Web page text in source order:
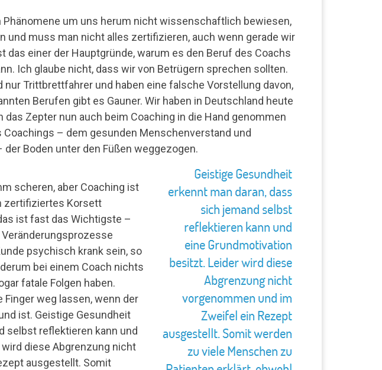
um uns herum nicht wissenschaftlich bewiesen,
und muss man nicht alles zertifizieren, auch wenn gerade wir
das einer der Hauptgründe, warum es den Beruf des Coachs
Ich glaube nicht, dass wir von Betrügern sprechen sollten.
Trittbrettfahrer und haben eine falsche Vorstellung davon,
Berufen gibt es Gauner. Wir haben in Deutschland heute
Zepter nun auch beim Coaching in die Hand genommen
Coachings – dem gesunden Menschenverstand und
der Boden unter den Füßen weggezogen.
scheren, aber Coaching ist
zertifiziertes Korsett
ist fast das Wichtigste –
psychisch krank sein, so
bei einem Coach nichts
fatale Folgen haben.
weg lassen, wenn der
ist. Geistige Gesundheit
selbst reflektieren kann und
diese Abgrenzung nicht
ausgestellt. Somit